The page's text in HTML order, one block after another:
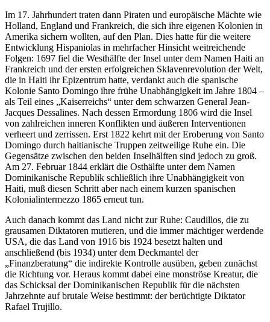
Im 17. Jahrhundert traten dann Piraten und europäische Mächte wie
Holland, England und Frankreich, die sich ihre eigenen Kolonien in
Amerika sichern wollten, auf den Plan. Dies hatte für die weitere
Entwicklung Hispaniolas in mehrfacher Hinsicht weitreichende
Folgen: 1697 fiel die Westhälfte der Insel unter dem Namen Haiti an
Frankreich und der ersten erfolgreichen Sklavenrevolution der Welt,
die in Haiti ihr Epizentrum hatte, verdankt auch die spanische
Kolonie Santo Domingo ihre frühe Unabhängigkeit im Jahre 1804 –
als Teil eines „Kaiserreichs“ unter dem schwarzen General Jean-
Jacques Dessalines. Nach dessen Ermordung 1806 wird die Insel
von zahlreichen inneren Konflikten und äußeren Interventionen
verheert und zerrissen. Erst 1822 kehrt mit der Eroberung von Santo
Domingo durch haitianische Truppen zeitweilige Ruhe ein. Die
Gegensätze zwischen den beiden Inselhälften sind jedoch zu groß.
Am 27. Februar 1844 erklärt die Osthälfte unter dem Namen
Dominikanische Republik schließlich ihre Unabhängigkeit von
Haiti, muß diesen Schritt aber nach einem kurzen spanischen
Kolonialintermezzo 1865 erneut tun.
Auch danach kommt das Land nicht zur Ruhe: Caudillos, die zu
grausamen Diktatoren mutieren, und die immer mächtiger werdende
USA, die das Land von 1916 bis 1924 besetzt halten und
anschließend (bis 1934) unter dem Deckmantel der
„Finanzberatung“ die indirekte Kontrolle ausüben, geben zunächst
die Richtung vor. Heraus kommt dabei eine monströse Kreatur, die
das Schicksal der Dominikanischen Republik für die nächsten
Jahrzehnte auf brutale Weise bestimmt: der berüchtigte Diktator
Rafael Trujillo.